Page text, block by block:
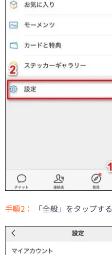
手順2： 「全般」をタップする